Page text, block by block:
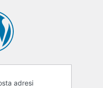
adresi